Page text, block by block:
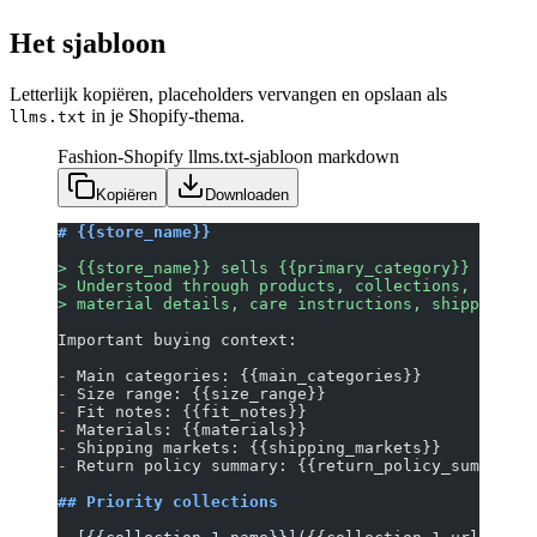
Het sjabloon
Letterlijk kopiëren, placeholders vervangen en opslaan als
llms.txt in je Shopify-thema.
Fashion-Shopify llms.txt-sjabloon markdown
Kopiëren Downloaden
# {{store_name}}
> {{store_name}} sells {{primary_category}} for
> Understood through products, collections, size
> material details, care instructions, shipping
Important buying context:
-
Main categories: {{main_categories}}
-
Size range: {{size_range}}
-
Fit notes: {{fit_notes}}
-
Materials: {{materials}}
-
Shipping markets: {{shipping_markets}}
-
Return policy summary: {{return_policy_summary}}
## Priority collections